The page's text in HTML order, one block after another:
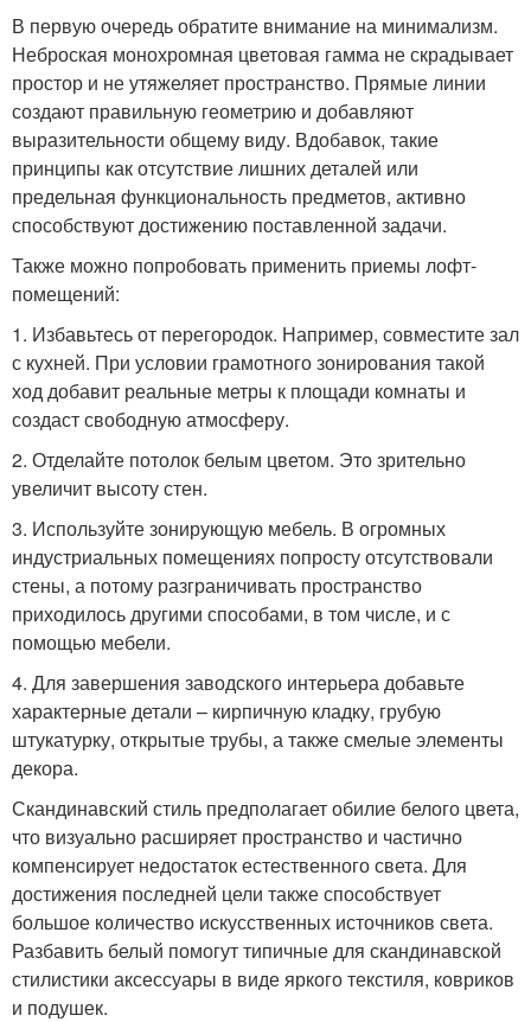
В первую очередь обратите внимание на минимализм.
Неброская монохромная цветовая гамма не скрадывает
простор и не утяжеляет пространство. Прямые линии
создают правильную геометрию и добавляют
выразительности общему виду. Вдобавок, такие
принципы как отсутствие лишних деталей или
предельная функциональность предметов, активно
способствуют достижению поставленной задачи.
Также можно попробовать применить приемы лофт-
помещений:
1. Избавьтесь от перегородок. Например, совместите зал
с кухней. При условии грамотного зонирования такой
ход добавит реальные метры к площади комнаты и
создаст свободную атмосферу.
2. Отделайте потолок белым цветом. Это зрительно
увеличит высоту стен.
3. Используйте зонирующую мебель. В огромных
индустриальных помещениях попросту отсутствовали
стены, а потому разграничивать пространство
приходилось другими способами, в том числе, и с
помощью мебели.
4. Для завершения заводского интерьера добавьте
характерные детали – кирпичную кладку, грубую
штукатурку, открытые трубы, а также смелые элементы
декора.
Скандинавский стиль предполагает обилие белого цвета,
что визуально расширяет пространство и частично
компенсирует недостаток естественного света. Для
достижения последней цели также способствует
большое количество искусственных источников света.
Разбавить белый помогут типичные для скандинавской
стилистики аксессуары в виде яркого текстиля, ковриков
и подушек.